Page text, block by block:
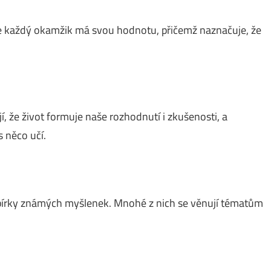
každý okamžik má svou hodnotu, přičemž naznačuje, že
že život formuje naše rozhodnutí i zkušenosti, a
něco učí.
známých myšlenek. Mnohé z nich se věnují tématům